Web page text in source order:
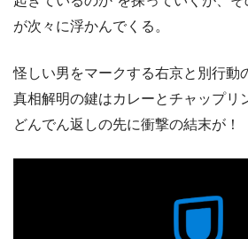
が次々に浮かんでくる。
怪しい男をマークする右京と別行動
真相解明の鍵はカレーとチャップリ
どんでん返しの先に衝撃の結末が！